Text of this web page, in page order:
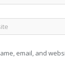
email, and